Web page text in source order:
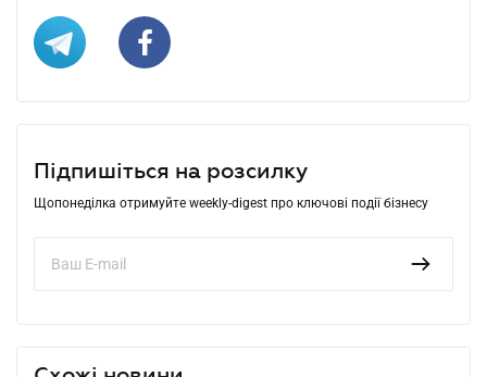
Підпишіться на розсилку
Щопонеділка отримуйте weekly-digest про ключові події бізнесу